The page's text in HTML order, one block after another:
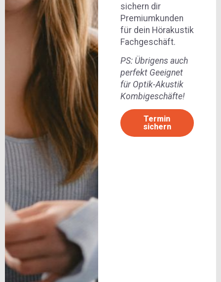
sichern dir
Premiumkunden
für dein Hörakustik
Fachgeschäft.
PS: Übrigens auch
perfekt Geeignet
für Optik-Akustik
Kombigeschäfte!
Termin
sichern